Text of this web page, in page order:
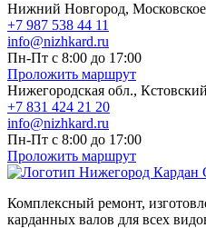
Нижний Новгород,
+7 987 538 44 11
info@nizhkard.ru
Пн-Пт с 8:00 до 17:00
Проложить маршрут
Нижегородская обл.,
+7 831 424 21 20
info@nizhkard.ru
Пн-Пт с 8:00 до 17:00
Проложить маршрут
Комплексный ремонт,
карданных валов для всех